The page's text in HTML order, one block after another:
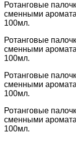
Ротанговые
сменными
100мл.
Ротанговые
сменными
100мл.
Ротанговые
сменными
100мл.
Ротанговые
сменными
100мл.